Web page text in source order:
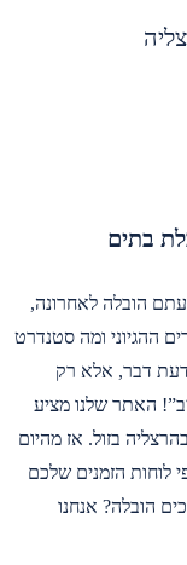
בתים
הובלה לאחרונה,
ההגיוני ומה סטנדרט
דבר, אלא רק
האתר שלנו מציע
בהרצליה בזול. אז מהיום
לוחות הזמנים שלכם
הובלה? אנחנו